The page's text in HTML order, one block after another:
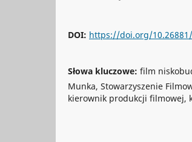
DOI: https://doi.org/
Słowa kluczowe: film
Munka, Stowarzyszenie
kierownik produkcji filmowej,